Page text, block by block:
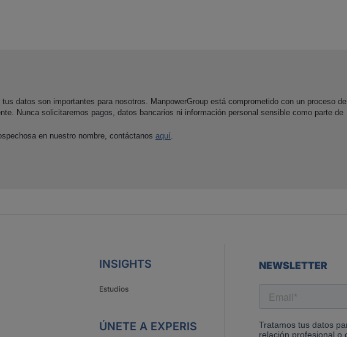
datos son importantes para nosotros. ManpowerGroup está comprometido con un proceso de
Nunca solicitaremos pagos, datos bancarios ni información personal sensible como parte de
en nuestro nombre, contáctanos aquí.
INSIGHTS
Estudios
ÚNETE A EXPERIS
NEWSLETTER